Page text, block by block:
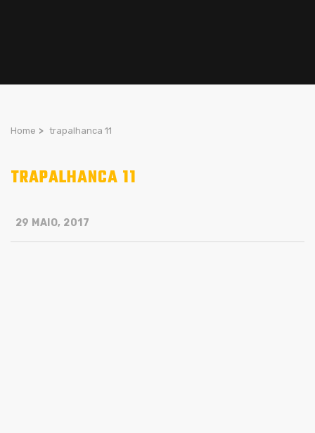
Home > trapalhanca 11
TRAPALHANCA 11
29 MAIO, 2017